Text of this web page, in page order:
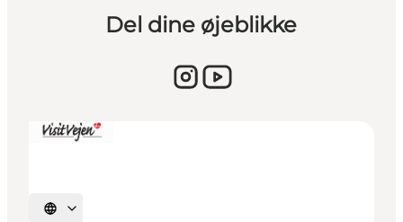
Del dine øjeblikke
Vælg sprog